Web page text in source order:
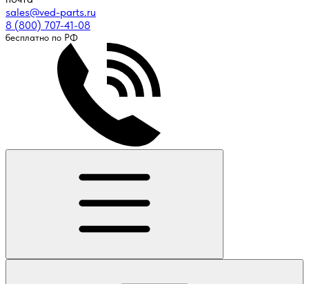
sales@ved-parts.ru
8 (800) 707-41-08
бесплатно по РФ